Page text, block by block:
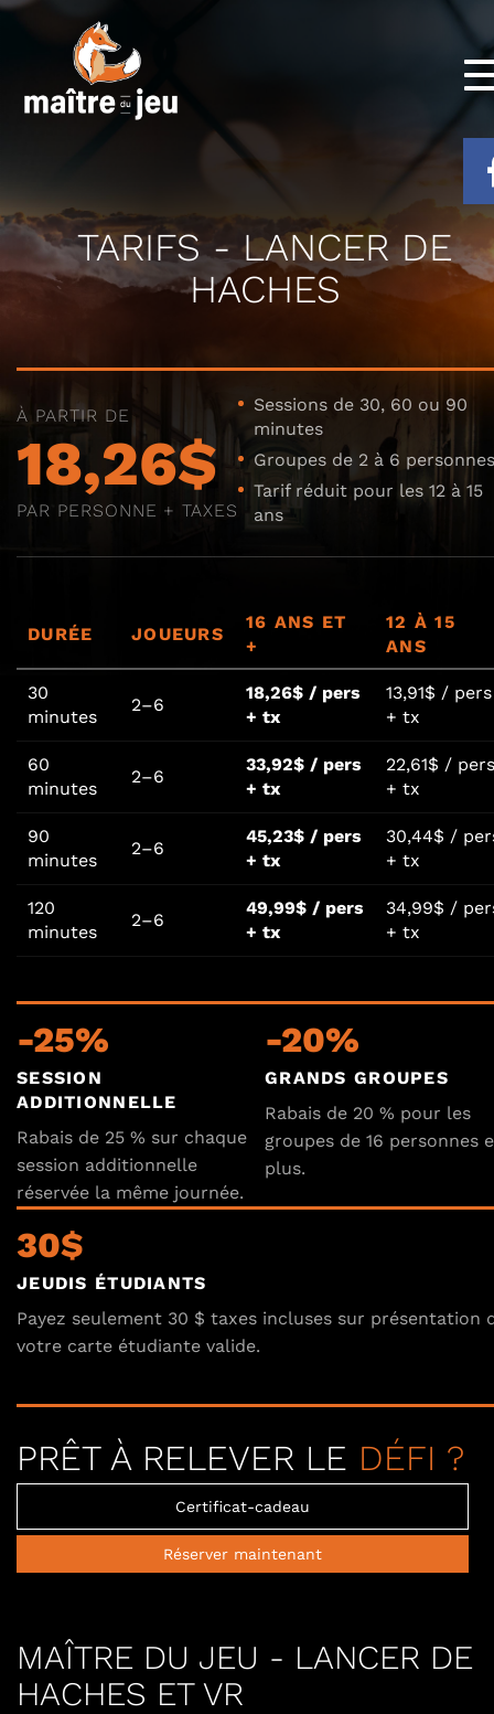
TARIFS - LANCER DE
HACHES
À PARTIR DE
18,26$
PAR PERSONNE + TAXES
Sessions de 30, 60 ou 90
minutes
Groupes de 2 à 6
Tarif réduit pour les 12 à 15
ans
DURÉE JOUEURS
16 ANS ET
+
12 À 15
ANS
30
minutes
2–6
18,26$ / pers
+ tx
13,91$ / pers
+ tx
60
minutes
2–6
33,92$ / pers
+ tx
22,61$ / pers
+ tx
90
minutes
2–6
45,23$ / pers
+ tx
30,44$ /
+ tx
120
minutes
2–6
49,99$ / pers
+ tx
34,99$ /
+ tx
-25%
SESSION
ADDITIONNELLE
Rabais de 25 % sur chaque
session additionnelle
réservée la même journée.
-20%
GRANDS GROUPES
Rabais de 20 % pour les
groupes de 16 personnes
plus.
30$
JEUDIS ÉTUDIANTS
Payez seulement 30 $ taxes incluses sur présentation
votre carte étudiante valide.
PRÊT À RELEVER LE DÉFI ?
Certificat-cadeau
Réserver maintenant
MAÎTRE DU JEU - LANCER DE
HACHES ET VR